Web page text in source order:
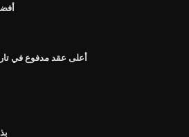
أعلى عقد مدفوع في